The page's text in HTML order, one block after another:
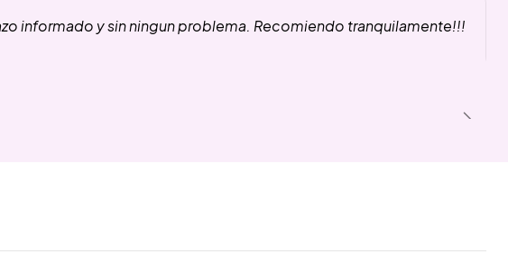
informado y sin ningun problema. Recomiendo tranquilamente!!!